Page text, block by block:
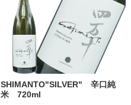
SHIMANTO"SILVER" 辛口純
米 720ml